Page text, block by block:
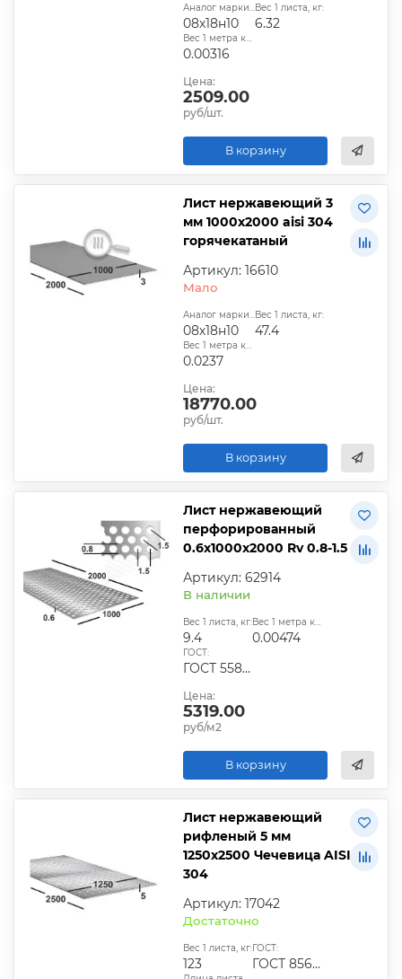
Аналог марки стали:
08х18н10
Вес 1 листа, кг:
6.32
Вес 1 метра квадратного, т:
0.00316
Цена:
2509.00
руб/шт.
В корзину
Лист нержавеющий 3
мм 1000х2000 aisi 304
горячекатаный
Артикул: 16610
Мало
Аналог марки стали:
08х18н10
Вес 1 листа, кг:
47.4
Вес 1 метра квадратного, т:
0.0237
Цена:
18770.00
руб/шт.
В корзину
Лист нержавеющий
перфорированный
0.6х1000х2000 Rv 0.8-1.5
Артикул: 62914
В наличии
Вес 1 листа, кг:
9.4
Вес 1 метра квадратного, т:
0.00474
ГОСТ:
ГОСТ 5582–75;ГОСТ 19903–74;ГОСТ 7350–77;ГОСТ 19904–90
Цена:
5319.00
руб/м2
В корзину
Лист нержавеющий
рифленый 5 мм
1250х2500 Чечевица AISI
304
Артикул: 17042
Достаточно
Вес 1 листа, кг:
123
ГОСТ:
ГОСТ 8568-79